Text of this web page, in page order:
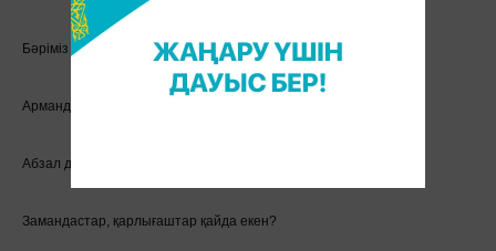
Бәріміз бір өмір жолын бастап едік.
Армандастар қайда?
Абзал достар қайда?
Замандастар, қарлығаштар қайда екен?